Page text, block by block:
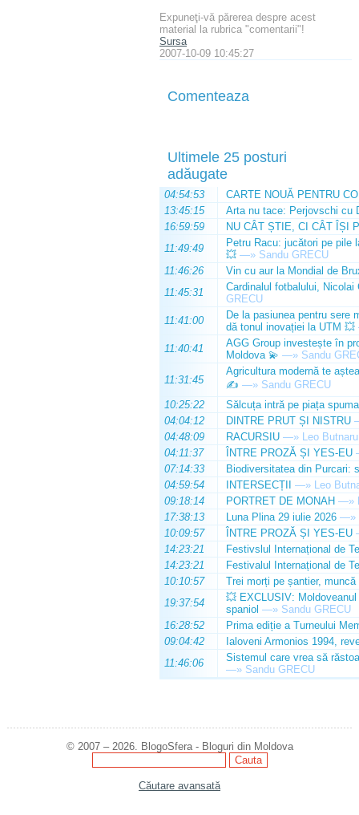
Expuneţi-vă părerea despre acest
material la rubrica "comentarii"!
Sursa
2007-10-09 10:45:27
Comenteaza
Ultimele 25 posturi
adăugate
04:54:53
CARTE NOUĂ PENTRU
13:45:15
Arta nu tace: Perjovschi cu
16:59:59
NU CÂT ȘTIE, CI CÂT ÎȘI
11:49:49
Petru Racu: jucători pe pile
💥 —» Sandu GRECU
11:46:26
Vin cu aur la Mondial de
11:45:31
Cardinalul fotbalului,
GRECU
11:41:00
De la pasiunea pentru sere
dă tonul inovației la UTM 💥
11:40:41
AGG Group investește în
Moldova 💫 —» Sandu
11:31:45
Agricultura modernă te
✍️ —» Sandu GRECU
10:25:22
Sălcuța intră pe piața
04:04:12
DINTRE PRUT ȘI NISTRU
04:48:09
RACURSIU —» Leo Butnaru
04:11:37
ÎNTRE PROZĂ ȘI YES-EU
07:14:33
Biodiversitatea din Purcari:
04:59:54
INTERSECȚII —» Leo
09:18:14
PORTRET DE MONAH —»
17:38:13
Luna Plina 29 iulie 2026 —»
10:09:57
ÎNTRE PROZĂ ȘI YES-EU
14:23:21
Festivslul Internațional de
14:23:21
Festivalul Internațional de
10:10:57
Trei morți pe șantier, muncă
19:37:54
💥 EXCLUSIV:
spaniol —» Sandu GRECU
16:28:52
Prima ediție a Turneului
09:04:42
Ialoveni Armonios 1994,
11:46:06
Sistemul care vrea să
—» Sandu GRECU
© 2007 – 2026. BlogoSfera - Bloguri din Moldova
Căutare avansată